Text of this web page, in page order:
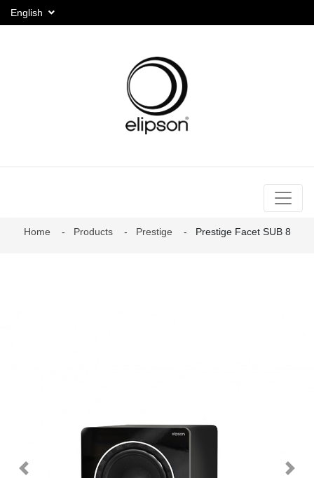
English
Home Products Prestige Prestige Facet SUB 8
Previous Next